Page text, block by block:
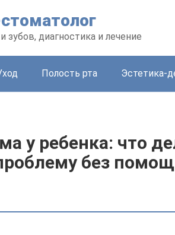
зубов, диагностика и лечение
Полость рта Эстетика-
у ребенка: что
без